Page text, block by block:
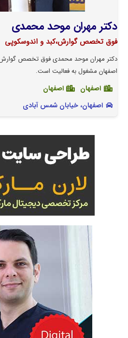
دکتر مهران موحد محمدی
فوق تخصص گوارش،کبد و اندوسکوپی
دکتر مهران موحد محمدی فوق تخصص
اصفهان مشغول به فعالیت است.
اصفهان
اصفهان
اصفهان، خیابان شمس آبادی